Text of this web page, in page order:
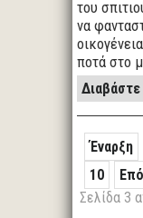
του
να
ποτά στο
Έναρξη
10
Σελίδα 3